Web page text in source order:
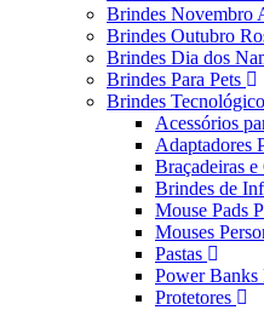
Brindes Novembro
Brindes Outubro
Brindes Dia dos
Brindes Para Pets
Brindes
Acessórios
Adaptadores
Braçadeiras e
Brindes de
Mouse Pads
Mouses
Pastas
Power Banks
Protetores